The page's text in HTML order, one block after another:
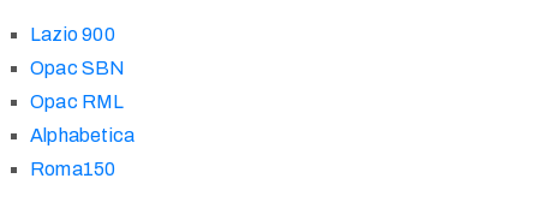
Lazio 900
Opac SBN
Opac RML
Alphabetica
Roma150